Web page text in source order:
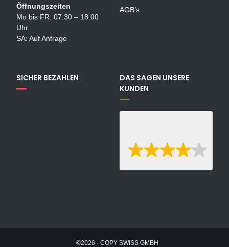
Öffnungszeiten
Mo bis FR: 07.30 – 18.00
Uhr
SA: Auf Anfrage
AGB’s
SICHER BEZAHLEN
DAS SAGEN UNSERE
KUNDEN
©2026 - COPY SWISS GMBH